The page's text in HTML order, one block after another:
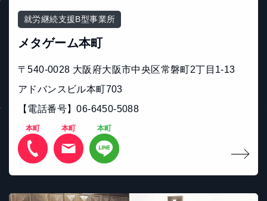
就労継続支援B型事業所
メタゲーム本町
〒540-0028 大阪府大阪市中央区常磐町2丁目1-13
アドバンスビル本町703
【電話番号】06-6450-5088
本町 本町 本町